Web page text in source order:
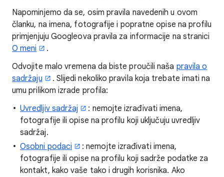
Napominjemo da se, osim pravila navedenih u ovom
članku, na imena, fotografije i popratne opise na profilu
primjenjuju Googleova pravila za informacije na stranici
O meni
.
Odvojite malo vremena da biste proučili naša pravila o
sadržaju
. Slijedi nekoliko pravila koja trebate imati na
umu prilikom izrade profila:
Uvredljiv sadržaj
: nemojte izrađivati imena,
fotografije ili opise na profilu koji uključuju uvredljiv
sadržaj.
Osobni podaci
: nemojte izrađivati imena,
fotografije ili opise na profilu koji sadrže podatke za
kontakt, kako vaše tako i drugih korisnika. Ako